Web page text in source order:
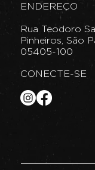
ENDEREÇO
Rua Teodoro
Pinheiros, São
05405-100
CONECTE-SE